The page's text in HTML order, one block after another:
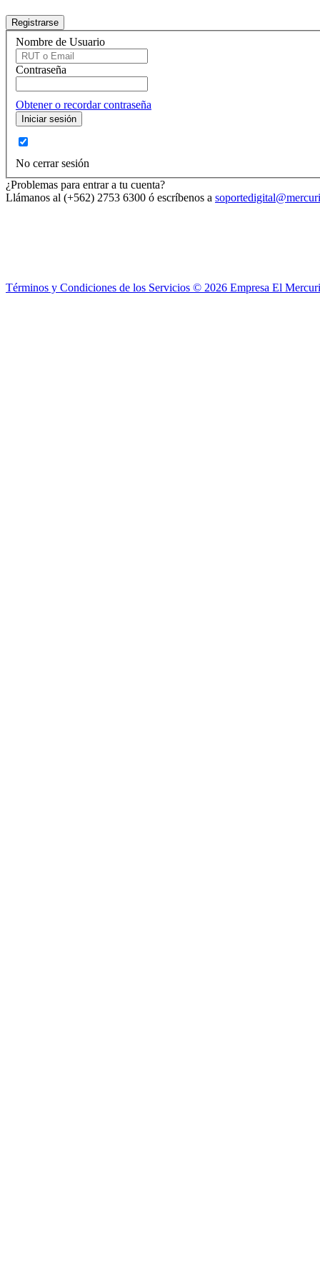
Nombre de Usuario
Contraseña
Obtener o recordar contraseña
No cerrar sesión
¿Problemas para entrar a tu cuenta?
Llámanos al (+562) 2753 6300 ó escríbenos a
Términos y Condiciones de los Servicios © 2026 Empresa El